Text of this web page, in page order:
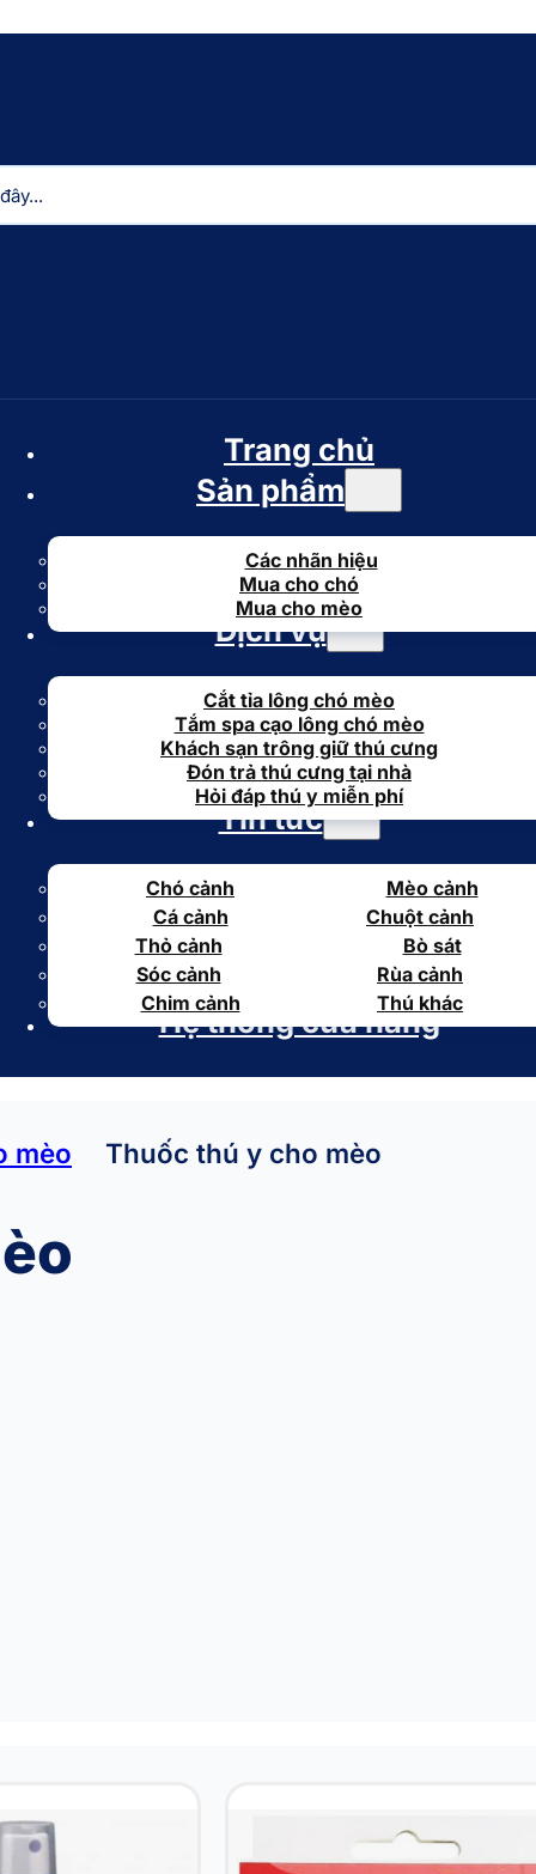
Trang chủ
Sản phẩm
Các nhãn hiệu
Mua cho chó
Mua cho mèo
Dịch vụ
Cắt tỉa lông chó mèo
Tắm spa cạo lông chó mèo
Khách sạn trông giữ thú cưng
Đón trả thú cưng tại nhà
Hỏi đáp thú y miễn phí
Tin tức
Chó cảnh
Mèo cảnh
Cá cảnh
Chuột cảnh
Thỏ cảnh
Bò sát
Sóc cảnh
Rùa cảnh
Chim cảnh
Thú khác
Hệ thống cửa hàng
mèo Thuốc thú y cho mèo